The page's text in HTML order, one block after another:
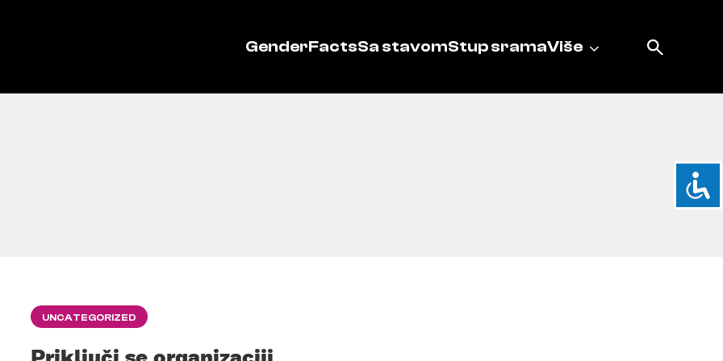
GenderFactsSa stavomStup sramaViše
UNCATEGORIZED